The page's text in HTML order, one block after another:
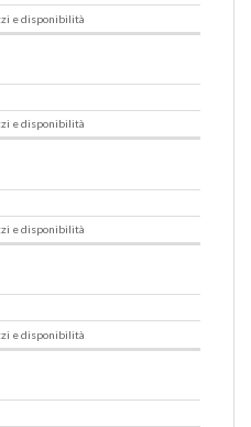
e disponibilità
e disponibilità
e disponibilità
e disponibilità